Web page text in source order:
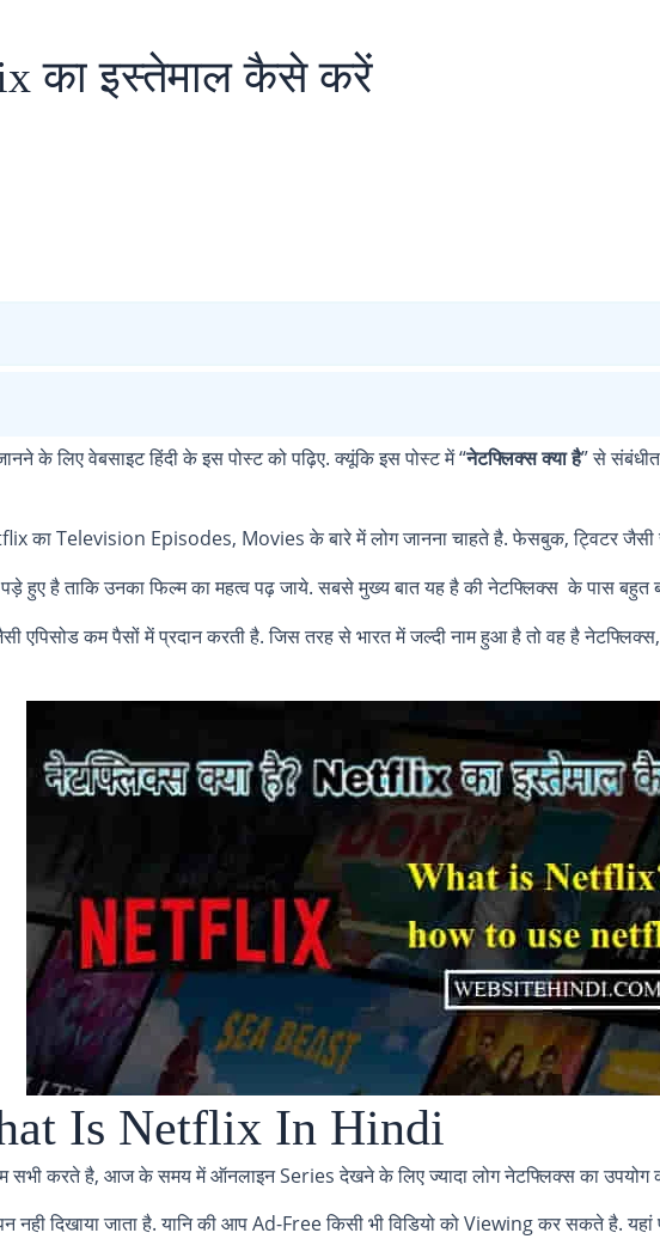
का इस्तेमाल कैसे करें
के लिए वेबसाइट हिंदी के इस पोस्ट को पढ़िए. क्यूंकि इस पोस्ट में “नेटफ्लिक्स क्या है” से
Television Episodes, Movies के बारे में लोग जानना चाहते है. फेसबुक, ट्विटर जैसी
हुए है ताकि उनका फिल्म का महत्व पढ़ जाये. सबसे मुख्य बात यह है की नेटफ्लिक्स के पास बहुत
कम पैसों में प्रदान करती है. जिस तरह से भारत में जल्दी नाम हुआ है तो वह है
Is Netflix In Hindi
करते है, आज के समय में ऑनलाइन Series देखने के लिए ज्यादा लोग नेटफ्लिक्स का उपयोग
नही दिखाया जाता है. यानि की आप Ad-Free किसी भी विडियो को Viewing कर सकते